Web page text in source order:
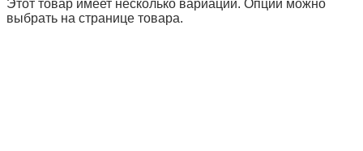
Этот товар имеет несколько вариаций. Опции можно
выбрать на странице товара.